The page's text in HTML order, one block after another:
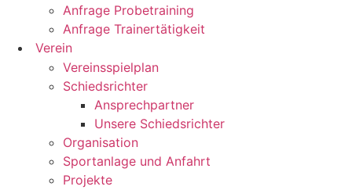
Anfrage Probetraining
Anfrage Trainertätigkeit
Verein
Vereinsspielplan
Schiedsrichter
Ansprechpartner
Unsere Schiedsrichter
Organisation
Sportanlage und Anfahrt
Projekte